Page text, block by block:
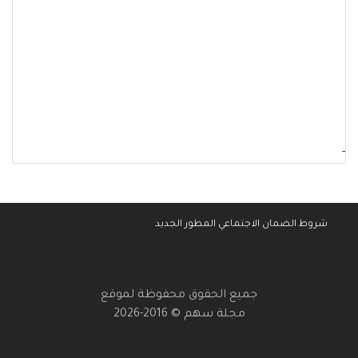
-
شروط الضمان الاجتماعي المطور الجديد
جميع الحقوق محفوظة لموقع
مجلة سهم © 2016-2026